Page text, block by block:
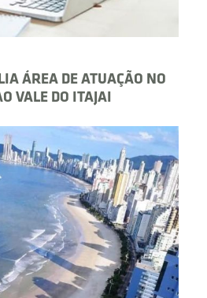
ÁREA DE ATUAÇÃO NO
VALE DO ITAJAI